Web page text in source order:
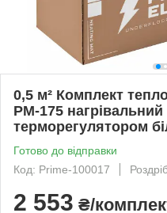
0,5 м² Комплект
PM-175
терморегулятором
Готово до відправки
Код: Prime-100017
2 553 ₴/